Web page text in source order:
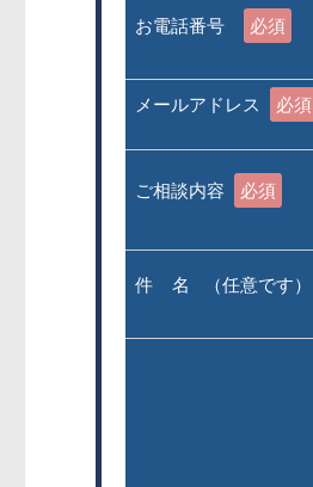
お電話番号 必須
メールアドレス 必須
ご相談内容 必須
件 名 （任意です）